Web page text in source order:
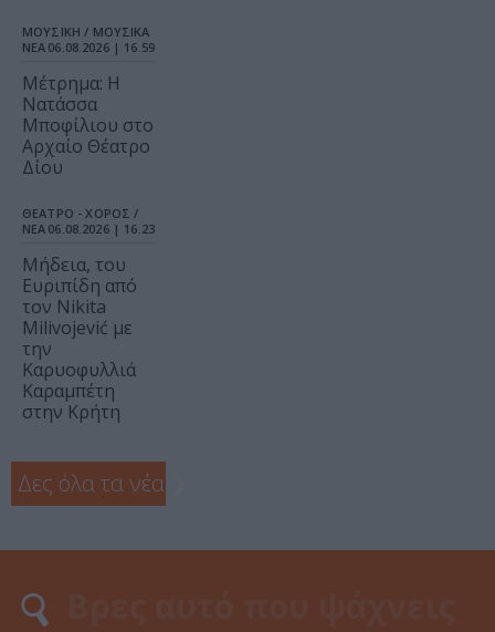
ΜΟΥΣΙΚΗ / ΜΟΥΣΙΚΑ
ΝΕΑ 06.08.2026 | 16.59
Μέτρημα: Η
Νατάσσα
Μποφίλιου στο
Αρχαίο Θέατρο
Δίου
ΘΕΑΤΡΟ - ΧΟΡΟΣ /
ΝΕΑ 06.08.2026 | 16.23
Μήδεια, του
Ευριπίδη από
τον Nikita
Milivojević με
την
Καρυοφυλλιά
Καραμπέτη
στην Κρήτη
Δες όλα τα νέα